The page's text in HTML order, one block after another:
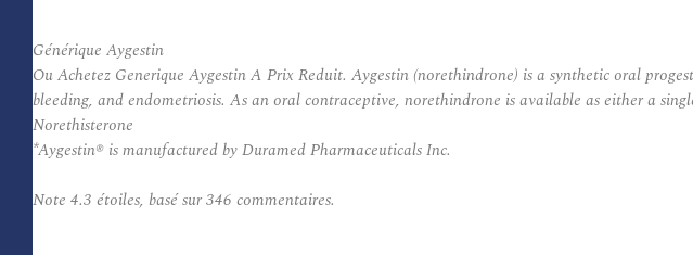
Générique Aygestin
Ou Achetez Generique Aygestin A Prix Reduit. Aygestin (norethindrone) is a synthetic oral
bleeding, and endometriosis. As an oral contraceptive, norethindrone is available as either a
Norethisterone
*Aygestin® is manufactured by Duramed Pharmaceuticals Inc.
Note 4.3 étoiles, basé sur346 commentaires.